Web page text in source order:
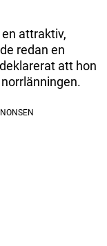
attraktiv,
redan en
att hon